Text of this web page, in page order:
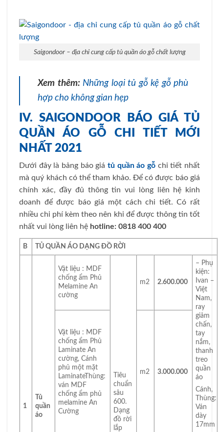
Saigondoor – địa chỉ cung cấp tủ quần áo gỗ chất lượng
Xem thêm: Những loại tủ gỗ kệ gỗ phù
hợp cho không gian hẹp
IV. SAIGONDOOR BÁO GIÁ TỦ
QUẦN ÁO GỖ CHI TIẾT MỚI
NHẤT 2021
Dưới đây là bảng báo giá tủ quần áo gỗ chi tiết nhất
mà quý khách có thể tham khảo. Để có được báo giá
chính xác, đầy đủ thông tin vui lòng liên hệ kinh
doanh để được báo giá một cách chi tiết. Có rất
nhiều chi phí kèm theo nên khi để được thông tin tốt
nhất vui lòng liên hệ hotline: 0818 400 400
B TỦ QUẦN ÁO DẠNG ĐỒ RỜI
1
Tủ
quần
áo
Vật liệu : MDF
chống ẩm Phủ
Melamine An
cường
Tiêu
chuẩn
sâu
600.
Dạng
đồ rời
lắp
m2 2.600.000
– Phụ
kiện:
Ivan –
Việt
Nam,
ray
giảm
chấn,
tay
nắm,
thanh
treo
quần
áo
Cánh,
Thùng:
Ván
dày
17mm
Vật liệu : MDF
chống ẩm Phủ
Laminate An
cường, Cánh
phủ một mặt
LaminateThùng:
ván MDF
chống ẩm phủ
melamine An
Cường
m2 3.000.000